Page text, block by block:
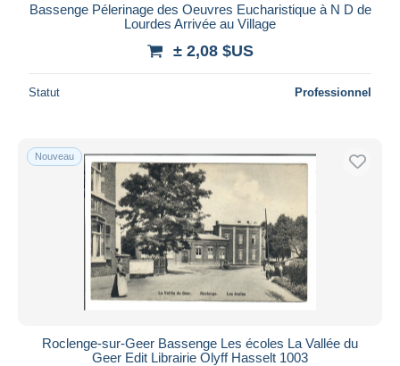
Bassenge Pélerinage des Oeuvres Eucharistique à N D de
Lourdes Arrivée au Village
± 2,08 $US
Statut Professionnel
Nouveau
Roclenge-sur-Geer Bassenge Les écoles La Vallée du
Geer Edit Librairie Olyff Hasselt 1003